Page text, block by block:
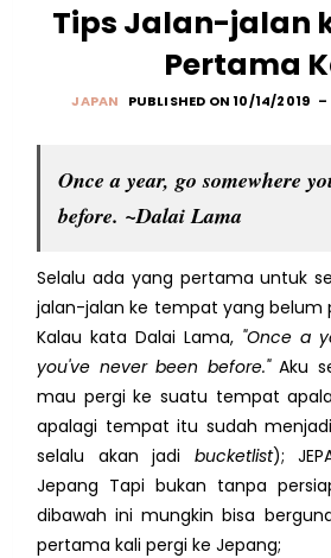
Tips Jalan-jalan
Pertama
JAPAN PUBLISHED ON 10/14/2019
Once a year, go somewhere
before. ~Dalai Lama
Selalu ada yang pertama untuk
jalan-jalan ke tempat yang belum
Kalau kata Dalai Lama, "Once a
you've never been before."Aku
mau pergi ke suatu tempat
apalagi tempat itu sudah
selalu akan jadi bucketlist);
Jepang Tapi bukan tanpa
dibawah ini mungkin bisa
pertama kali pergi ke Jepang;